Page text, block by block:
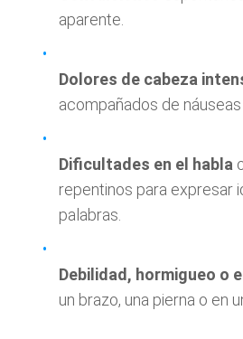
aparente.
Dolores de cabeza
acompañados de náuseas
Dificultades en el habla
repentinos para expresar
palabras.
Debilidad, hormigueo o
un brazo, una pierna o en